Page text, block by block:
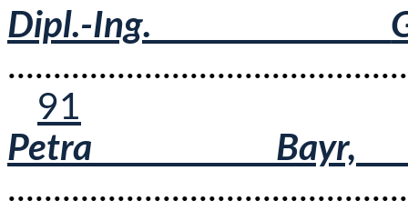
Dipl.-Ing.
91
Petra